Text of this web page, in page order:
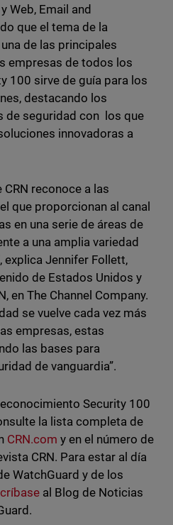
Web, Email and
que el tema de la
de las principales
empresas de todos los
100 sirve de guía para los
destacando los
de seguridad con los que
innovadoras a
reconoce a las
que proporcionan al canal
en una serie de áreas de
a una amplia variedad
explica Jennifer Follett,
de Estados Unidos y
en The Channel Company.
se vuelve cada vez más
empresas, estas
las bases para
de vanguardia”.
Security 100
la lista completa de
CRN.com y en el número de
CRN. Para estar al día
WatchGuard y de los
al Blog de Noticias